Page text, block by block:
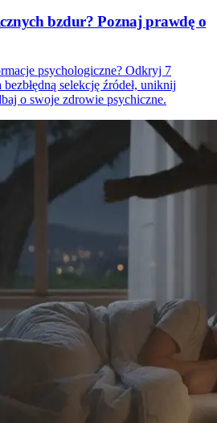
bzdur? Poznaj prawdę o
psychologiczne? Odkryj 7
selekcję źródeł, uniknij
o swoje zdrowie psychiczne.